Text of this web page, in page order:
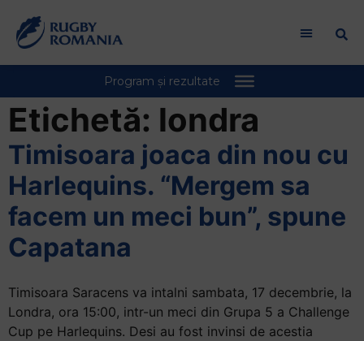
venit
cititorul
ecran
in
One
Accessibility
Pentru
porni
cititorul
ecran
All
Etichetă: londra
Timisoara joaca din nou cu
Harlequins. “Mergem sa
facem un meci bun”, spune
Capatana
Timisoara Saracens va intalni sambata, 17 decembrie, la
Londra, ora 15:00, intr-un meci din Grupa 5 a Challenge
Cup pe Harlequins. Desi au fost invinsi de acestia